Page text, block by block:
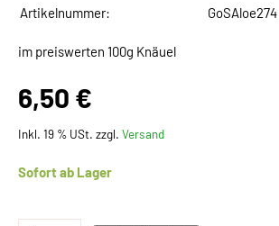
Artikelnummer: GoSAloe274
im preiswerten 100g Knäuel
6,50 €
Inkl. 19 % USt. zzgl. Versand
Sofort ab Lager